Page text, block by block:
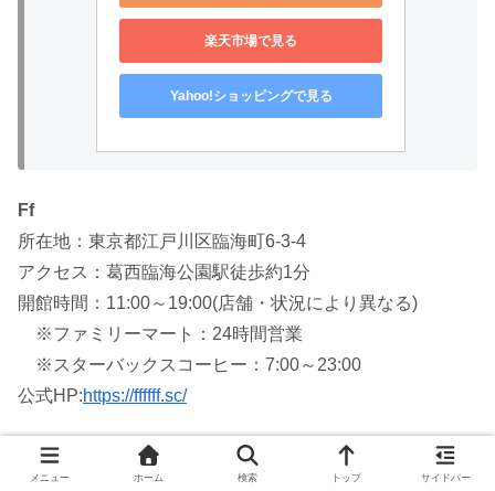
楽天市場で見る
Yahoo!ショッピングで見る
Ff
所在地：東京都江戸川区臨海町6-3-4
アクセス：葛西臨海公園駅徒歩約1分
開館時間：11:00～19:00(店舗・状況により異なる)
※ファミリーマート：24時間営業
※スターバックスコーヒー：7:00～23:00
公式HP:https://ffffff.sc/
建築学ランキング
メニュー ホーム 検索 トップ サイドバー